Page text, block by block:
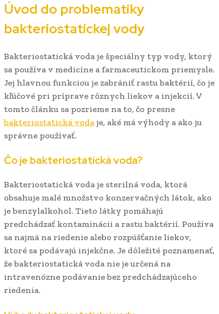
Úvod do problematiky
bakteriostatickej vody
Bakteriostatická voda je špeciálny typ vody, ktorý
sa používa v medicíne a farmaceutickom priemysle.
Jej hlavnou funkciou je zabrániť rastu baktérií, čo je
kľúčové pri príprave rôznych liekov a injekcií. V
tomto článku sa pozrieme na to, čo presne
bakteriostatická vodaje, aké má výhody a ako ju
správne používať.
Čo je bakteriostatická voda?
Bakteriostatická voda je sterilná voda, ktorá
obsahuje malé množstvo konzervačných látok, ako
je benzylalkohol. Tieto látky pomáhajú
predchádzať kontaminácii a rastu baktérií. Používa
sa najmä na riedenie alebo rozpúšťanie liekov,
ktoré sa podávajú injekčne. Je dôležité poznamenať,
že bakteriostatická voda nie je určená na
intravenózne podávanie bez predchádzajúceho
riedenia.